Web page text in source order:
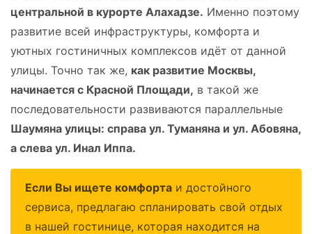
центральной в курорте Алахадзе. Именно поэтому
развитие всей инфраструктуры, комфорта и
уютных гостиничных комплексов идёт от данной
улицы. Точно так же, как развитие Москвы,
начинается с Красной Площади, в такой же
последовательности развиваются параллельные
Шаумяна улицы: справа ул. Туманяна и ул. Абовяна,
а слева ул. Инал Иппа.
Если Вы ищете комфорта и достойного
сервиса, предлагаю спланировать свой отдых
в нашей гостинице, которая находится на